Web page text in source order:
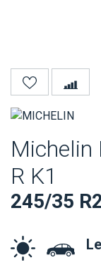
Michelin
R K1
245/35